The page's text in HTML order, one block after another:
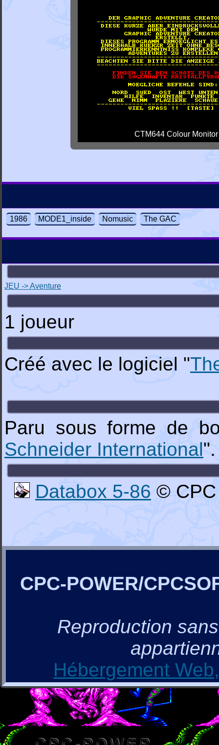
CTM644 Colour Monitor
1986 MODE1_inside Nomusic The GAC
JEU -> Aventure
1 joueur
Créé avec le logiciel "
Paru sous forme de
Schneider International".
Databox 5-86 © CPC
CPC-POWER/
Reproduction
Hébergement